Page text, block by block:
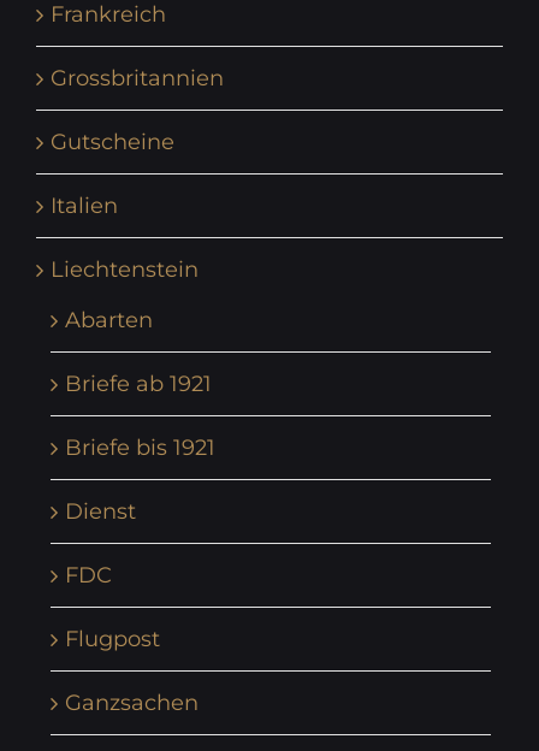
Frankreich
Grossbritannien
Gutscheine
Italien
Liechtenstein
Abarten
Briefe ab 1921
Briefe bis 1921
Dienst
FDC
Flugpost
Ganzsachen